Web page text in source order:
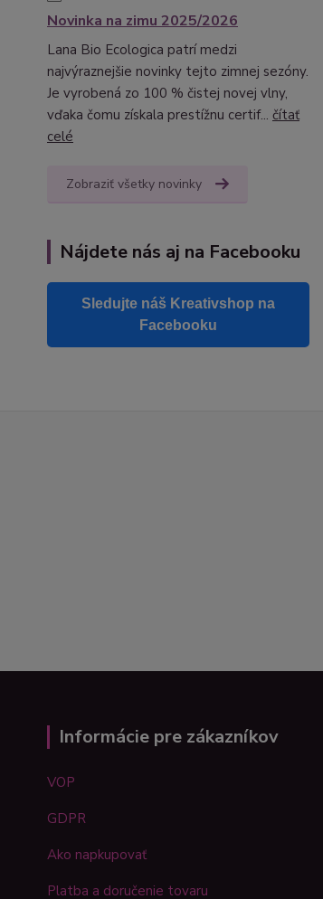
Novinka na zimu 2025/2026
Lana Bio Ecologica patrí medzi
najvýraznejšie novinky tejto zimnej sezóny.
Je vyrobená zo 100 % čistej novej vlny,
vďaka čomu získala prestížnu certif... čítať
celé
Zobraziť všetky novinky
Nájdete nás aj na Facebooku
Sledujte náš Kreativshop na
Facebooku
Informácie pre zákazníkov
VOP
GDPR
Ako napkupovať
Platba a doručenie tovaru